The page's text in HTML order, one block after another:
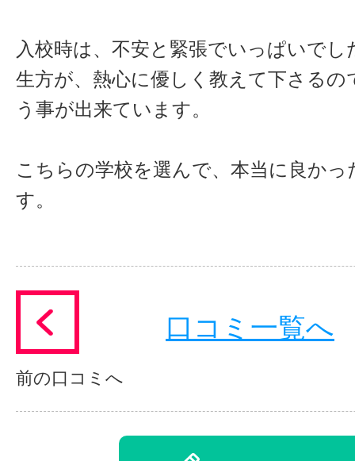
入校時は、不安と緊張でいっぱいでし
生方が、熱心に優しく教えて下さるの
う事が出来ています。
こちらの学校を選んで、本当に良か
す。
前の口コミへ
口コミ一覧へ